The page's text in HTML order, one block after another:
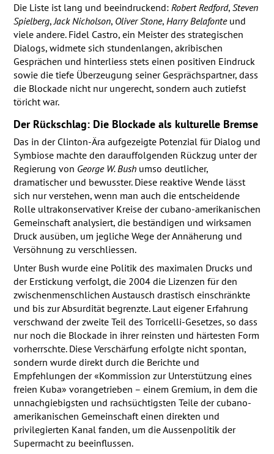
Die Liste ist lang und beeindruckend: Robert Redford, Steven
Spielberg, Jack Nicholson, Oliver Stone, Harry Belafonteund
viele andere. Fidel Castro, ein Meister des strategischen
Dialogs, widmete sich stundenlangen, akribischen
Gesprächen und hinterliess stets einen positiven Eindruck
sowie die tiefe Überzeugung seiner Gesprächspartner, dass
die Blockade nicht nur ungerecht, sondern auch zutiefst
töricht war.
Der Rückschlag: Die Blockade als kulturelle Bremse
Das in der Clinton-Ära aufgezeigte Potenzial für Dialog und
Symbiose machte den darauffolgenden Rückzug unter der
Regierung von George W. Bushumso deutlicher,
dramatischer und bewusster. Diese reaktive Wende lässt
sich nur verstehen, wenn man auch die entscheidende
Rolle ultrakonservativer Kreise der cubano-amerikanischen
Gemeinschaft analysiert, die beständigen und wirksamen
Druck ausüben, um jegliche Wege der Annäherung und
Versöhnung zu verschliessen.
Unter Bush wurde eine Politik des maximalen Drucks und
der Erstickung verfolgt, die 2004 die Lizenzen für den
zwischenmenschlichen Austausch drastisch einschränkte
und bis zur Absurdität begrenzte. Laut eigener Erfahrung
verschwand der zweite Teil des Torricelli-Gesetzes, so dass
nur noch die Blockade in ihrer reinsten und härtesten Form
vorherrschte. Diese Verschärfung erfolgte nicht spontan,
sondern wurde direkt durch die Berichte und
Empfehlungen der «Kommission zur Unterstützung eines
freien Kuba» vorangetrieben – einem Gremium, in dem die
unnachgiebigsten und rachsüchtigsten Teile der cubano-
amerikanischen Gemeinschaft einen direkten und
privilegierten Kanal fanden, um die Aussenpolitik der
Supermacht zu beeinflussen.